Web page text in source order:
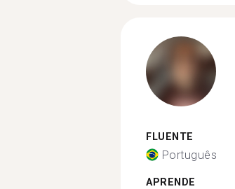
FLUENTE
Português
APRENDE